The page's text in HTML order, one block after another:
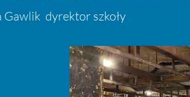
Gawlik dyrektor szkoły